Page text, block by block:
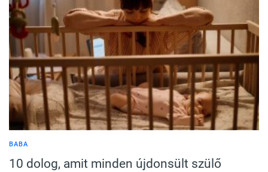
BABA
10 dolog, amit minden újdonsült szülő